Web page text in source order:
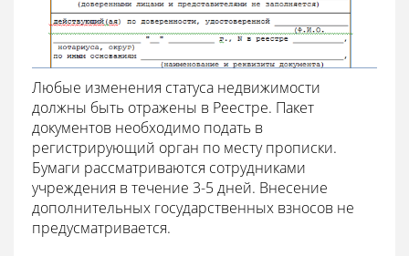
Любые изменения статуса недвижимости
должны быть отражены в Реестре. Пакет
документов необходимо подать в
регистрирующий орган по месту прописки.
Бумаги рассматриваются сотрудниками
учреждения в течение 3-5 дней. Внесение
дополнительных государственных взносов не
предусматривается.